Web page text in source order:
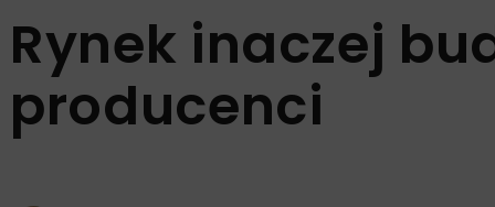
Rynek inaczej
producenci